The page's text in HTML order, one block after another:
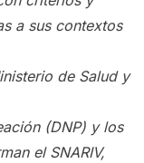
a sus contextos
de Salud y
(DNP) y los
el SNARIV,